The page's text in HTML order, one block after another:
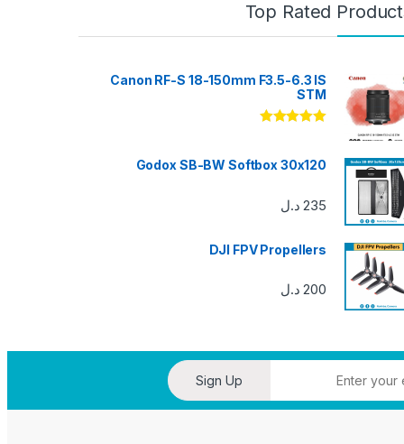
Top Rated
Canon RF-S 18-150mm F3.5-6.3 IS
STM
Godox SB-BW Softbox 30x120
235 د.ل
DJI FPV Propellers
200 د.ل
Sign Up